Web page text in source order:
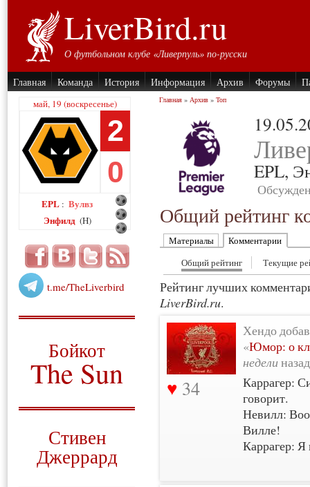
LiverBird.ru
О футбольном клубе «Ливерпуль» по-русски
Главная Команда История Информация Архив Форумы
май, 19 (воскресенье)
2
0
EPL : Вулвз
Энфилд (H)
t.me/TheLiverbird
Бойкот
The Sun
Стивен
Джеррард
Главная » Архив » Топ
EPL,
Общий рейтинг
Материалы
Комментарии
Общий рейтинг
Текущие
Рейтинг лучших
LiverBird.ru.
34
Хендо
«Юмор: о
недели
Каррагер:
говорит.
Невилл:
Вилле!
Каррагер: